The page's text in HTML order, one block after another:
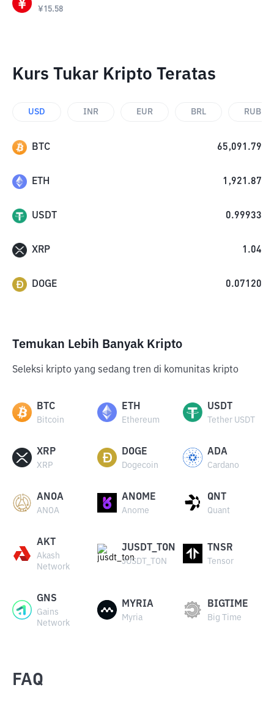
¥15.58
Kurs Tukar Kripto Teratas
USD INR EUR BRL RUB
BTC 65,091.79
ETH 1,921.87
USDT 0.99933
XRP 1.04
DOGE 0.07120
Temukan Lebih Banyak Kripto
Seleksi kripto yang sedang tren di komunitas kripto
BTC
Bitcoin
ETH
Ethereum
USDT
Tether USDT
XRP
XRP
DOGE
Dogecoin
ADA
Cardano
ANOA
ANOA
ANOME
Anome
QNT
Quant
AKT
Akash
Network
JUSDT_TON
JUSDT_TON
TNSR
Tensor
GNS
Gains
Network
MYRIA
Myria
BIGTIME
Big Time
FAQ